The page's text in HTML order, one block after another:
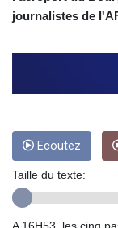
journalistes de
Ecoutez
Taille du texte: